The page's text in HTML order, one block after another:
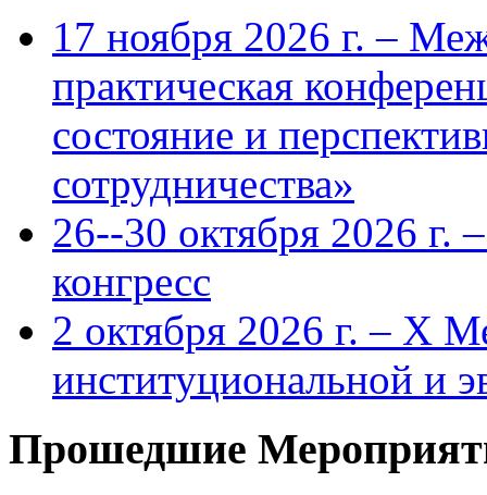
17 ноября 2026 г. –
практическая
состояние и
сотрудничества»
26--30 октября 2026 г.
конгресс
2 октября 2026 г. – X
институциональной и
Прошедшие